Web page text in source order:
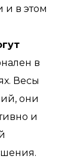
и в этом
в
Весы
они
и